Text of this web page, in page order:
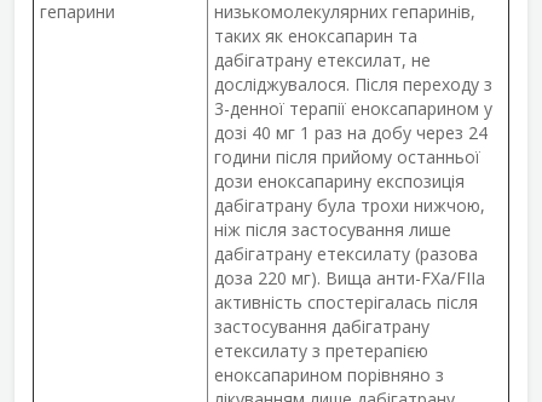
гепарини
низькомолекулярних гепаринів,
таких як еноксапарин та
дабігатрану етексилат, не
досліджувалося. Після переходу з
3-денної терапії еноксапарином у
дозі 40 мг 1 раз на добу через 24
години після прийому останньої
дози еноксапарину експозиція
дабігатрану була трохи нижчою,
ніж після застосування лише
дабігатрану етексилату (разова
доза 220 мг). Вища анти-FXa/FIIa
активність спостерігалась після
застосування дабігатрану
етексилату з претерапією
еноксапарином порівняно з